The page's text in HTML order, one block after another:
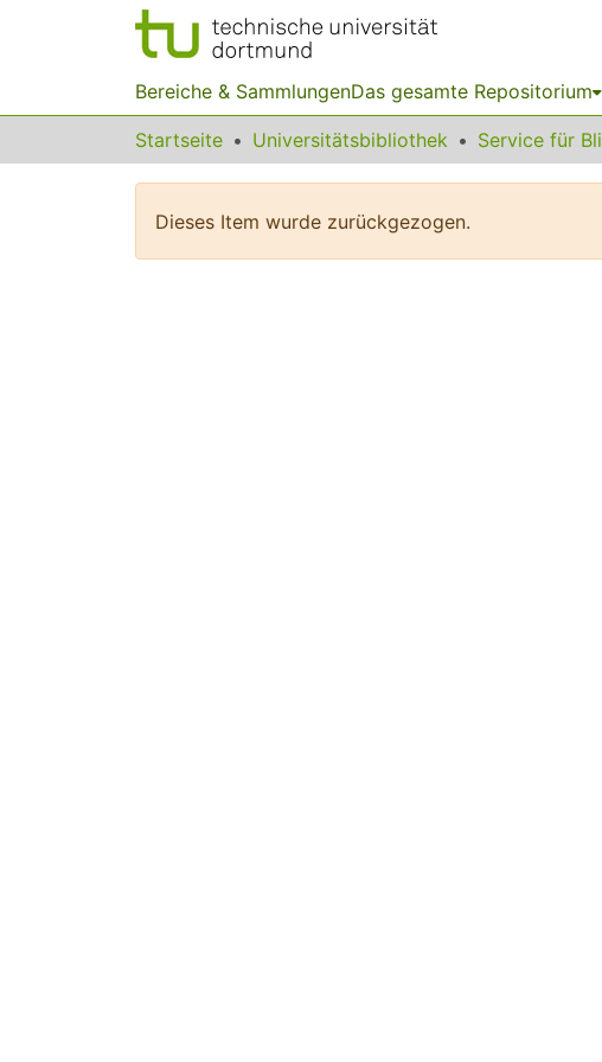
Bereiche & SammlungenDas gesamte Repositorium
Startseite Universitätsbibliothek
Dieses Item wurde zurückgezogen.